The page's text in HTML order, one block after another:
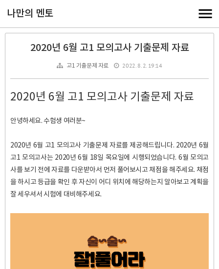
나만의 멘토
2020년 6월 고1 모의고사 기출문제 자료
고1 기출문제 자료 2022. 8. 2. 19:14
2020년 6월 고1 모의고사 기출문제 자료
안녕하세요. 수험생 여러분~
2020년 6월 고1 모의고사 기출문제 자료를 제공해드립니다. 2020년 6월
고1 모의고사는 2020년 6월 18일 목요일에 시행되었습니다. 6월 모의고
사를 보기 전에 자료를 다운받아서 먼저 풀어보시고 채점을 해주세요. 채점
을 하시고 등급을 확인 후 자신이 어디 위치에 해당하는지 알아보고 계획을
잘 세우셔서 시험에 대비해주세요.